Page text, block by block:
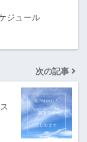
ジュール
次の記事